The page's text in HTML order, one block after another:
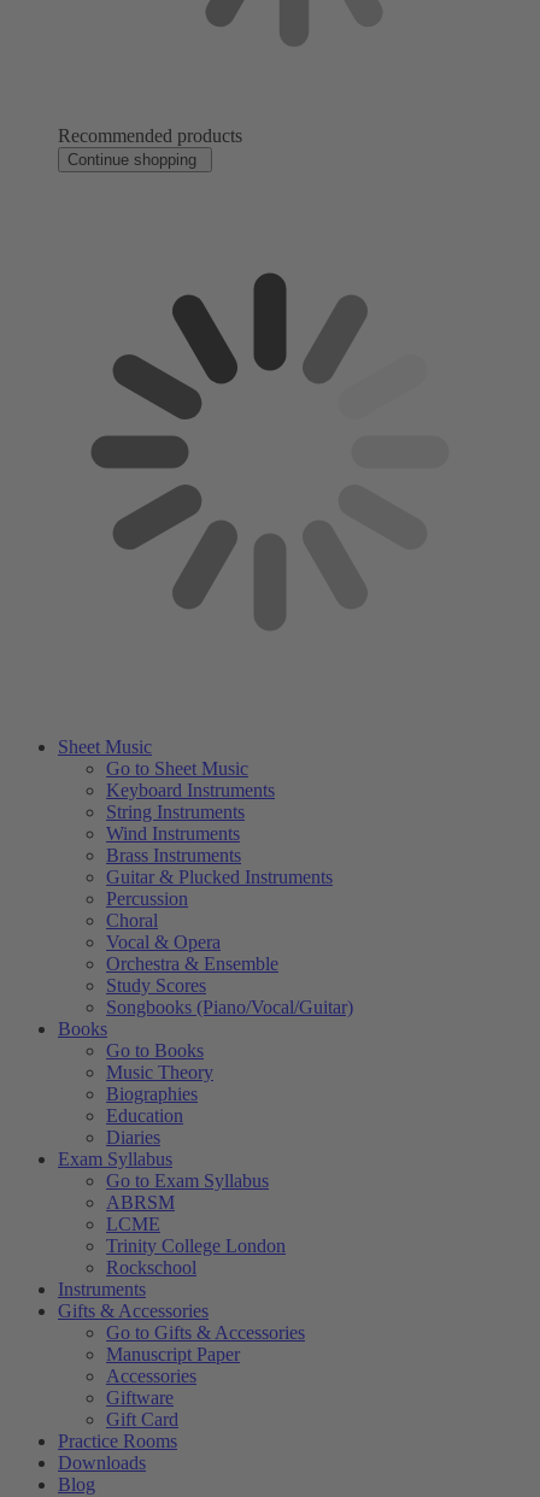
Recommended products
Continue shopping
Sheet Music
Go to Sheet Music
Keyboard Instruments
String Instruments
Wind Instruments
Brass Instruments
Guitar & Plucked Instruments
Percussion
Choral
Vocal & Opera
Orchestra & Ensemble
Study Scores
Songbooks (Piano/Vocal/Guitar)
Books
Go to Books
Music Theory
Biographies
Education
Diaries
Exam Syllabus
Go to Exam Syllabus
ABRSM
LCME
Trinity College London
Rockschool
Instruments
Gifts & Accessories
Go to Gifts & Accessories
Manuscript Paper
Accessories
Giftware
Gift Card
Practice Rooms
Downloads
Blog